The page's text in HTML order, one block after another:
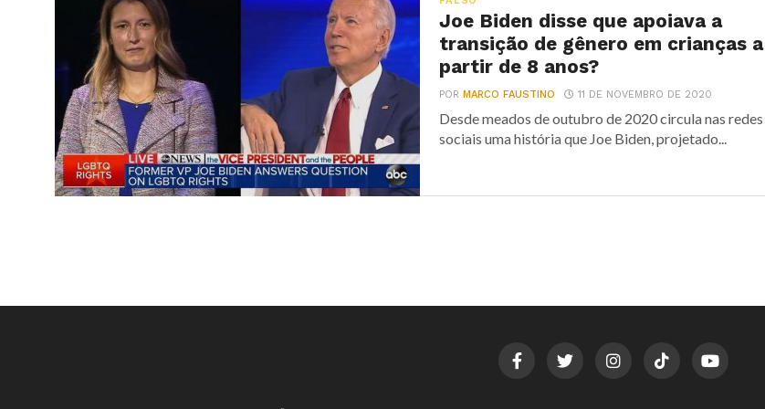
Joe Biden disse que apoiava a
transição de gênero em crianças a
partir de 8 anos?
PORMARCO FAUSTINO 11 DE NOVEMBRO DE 2020
Desde meados de outubro de 2020 circula nas redes
sociais uma história que Joe Biden, projetado...